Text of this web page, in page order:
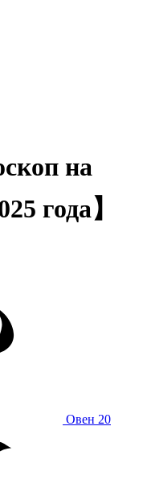
на
года】
Овен 20